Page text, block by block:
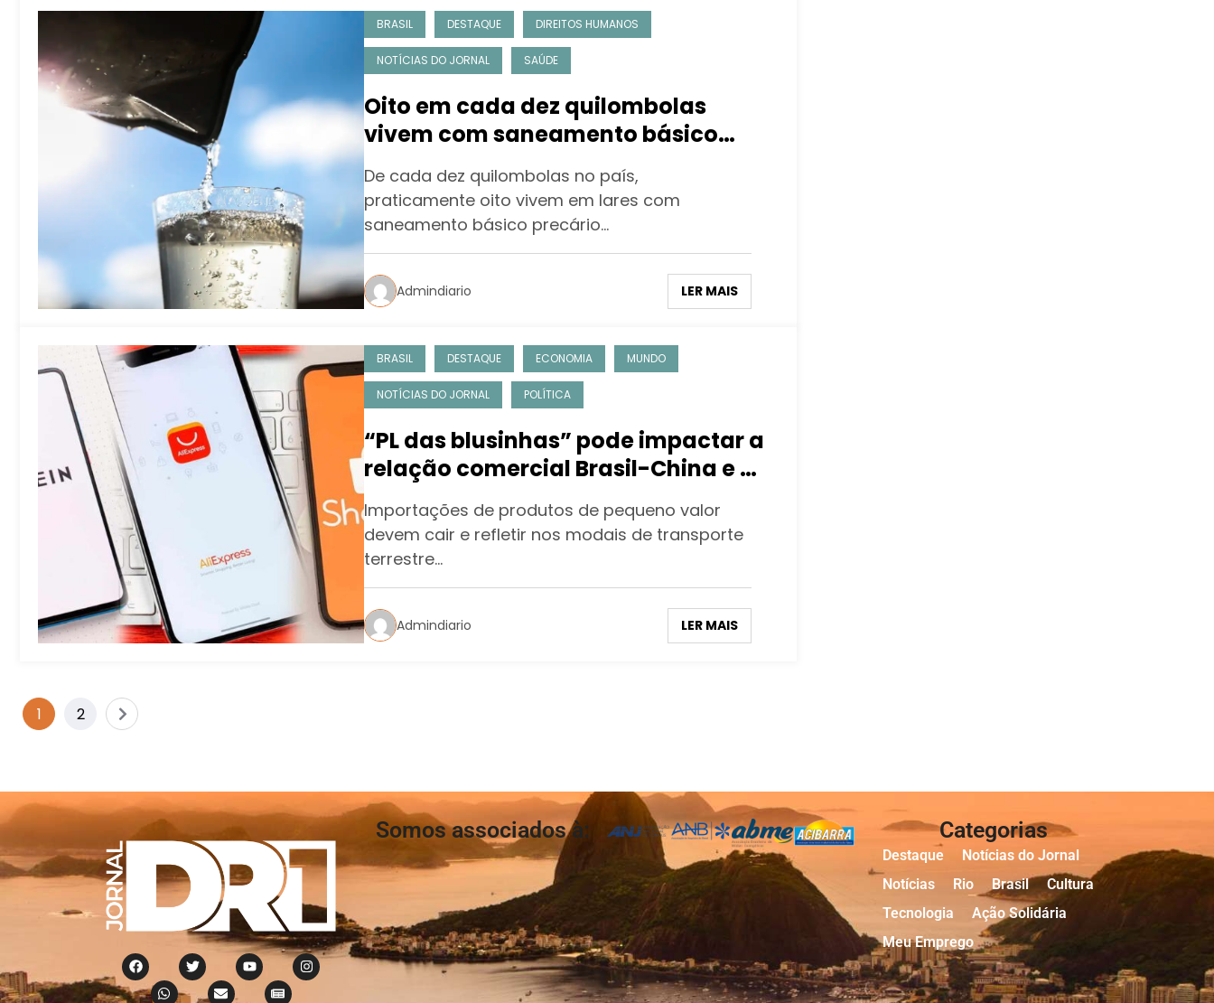
BRASIL DESTAQUE DIREITOS HUMANOS
NOTÍCIAS DO JORNAL SAÚDE
Oito em cada dez quilombolas
vivem com saneamento básico
precário
De cada dez quilombolas no país,
praticamente oito vivem em lares com
saneamento básico precário…
Admindiario LER MAIS
BRASIL DESTAQUE ECONOMIA MUNDO
NOTÍCIAS DO JORNAL POLÍTICA
“PL das blusinhas” pode impactar a
relação comercial Brasil-China e o
transporte logístico no país
Importações de produtos de pequeno valor
devem cair e refletir nos modais de transporte
terrestre…
Admindiario LER MAIS
1 2
Somos associados à: Categorias
Destaque
Notícias do Jornal
Notícias
Rio Brasil
Cultura
Tecnologia
Ação Solidária
Meu Emprego